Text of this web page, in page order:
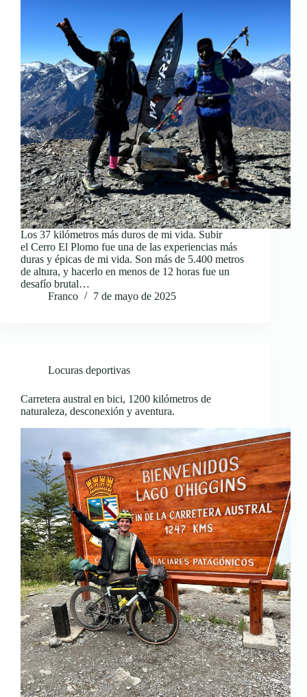
Los 37 kilómetros más duros de mi vida. Subir
el Cerro El Plomo fue una de las experiencias más
duras y épicas de mi vida. Son más de 5.400 metros
de altura, y hacerlo en menos de 12 horas fue un
desafío brutal…
Franco
7 de mayo de 2025
Locuras deportivas
Carretera austral en bici, 1200 kilómetros de
naturaleza, desconexión y aventura.